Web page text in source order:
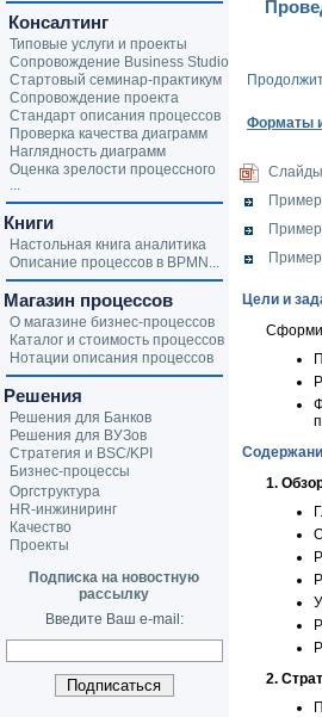
Форматы
Слайды
Цели и
1.
2.
Консалтинг
Типовые услуги и проекты
Сопровождение Business Studio
Стартовый семинар-практикум
Сопровождение проекта
Стандарт описания процессов
Проверка качества диаграмм
Наглядность диаграмм
Оценка зрелости процессного
...
Книги
Настольная книга аналитика
Описание процессов в BPMN...
Магазин процессов
О магазине бизнес-процессов
Каталог и стоимость процессов
Нотации описания процессов
Решения
Решения для Банков
Решения для ВУЗов
Стратегия и BSC/KPI
Бизнес-процессы
Оргструктура
HR-инжиниринг
Качество
Проекты
Подписка на новостную
рассылку
Введите Ваш e-mail: